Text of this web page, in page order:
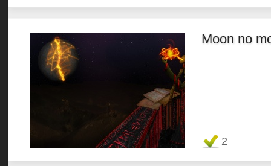
Moon no
Favorit 2